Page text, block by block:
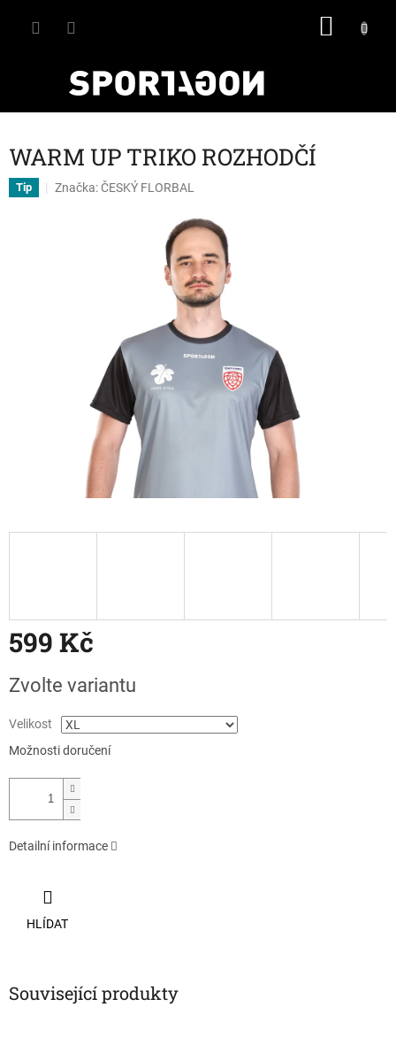
WARM UP TRIKO ROZHODČÍ
Tip Značka:ČESKÝ FLORBAL
599 Kč
cena:
Zvolte variantu
Velikost
Možnosti doručení
Detailní informace
HLÍDAT
Související produkty